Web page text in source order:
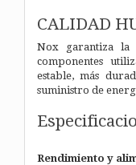
CALIDAD
Nox garantiza
componentes
estable, más
suministro de
Rendimiento y